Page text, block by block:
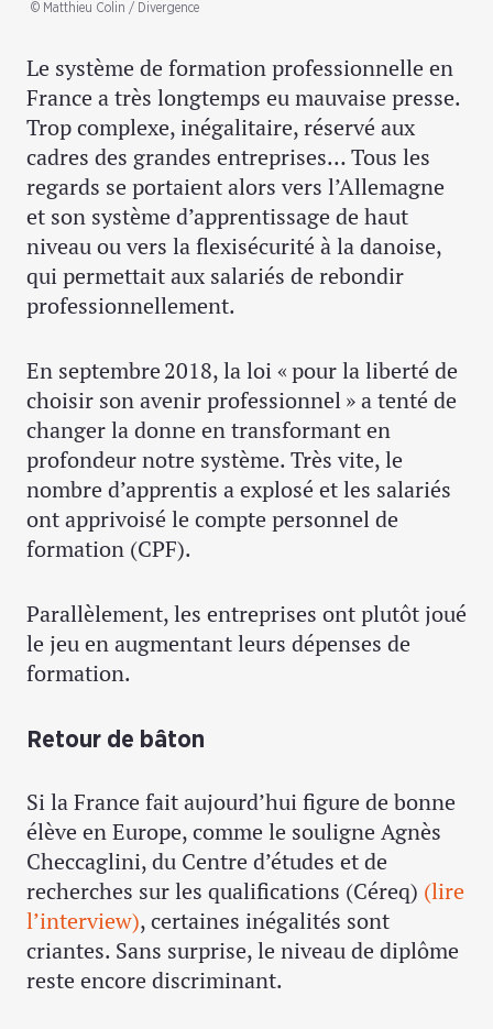
© Matthieu Colin / Divergence
Le système de formation professionnelle en
France a très longtemps eu mauvaise presse.
Trop complexe, inégalitaire, réservé aux
cadres des grandes entreprises… Tous les
regards se portaient alors vers l’Allemagne
et son système d’apprentissage de haut
niveau ou vers la flexisécurité à la danoise,
qui permettait aux salariés de rebondir
professionnellement.
En septembre 2018, la loi « pour la liberté de
choisir son avenir professionnel » a tenté de
changer la donne en transformant en
profondeur notre système. Très vite, le
nombre d’apprentis a explosé et les salariés
ont apprivoisé le compte personnel de
formation (CPF).
Parallèlement, les entreprises ont plutôt joué
le jeu en augmentant leurs dépenses de
formation.
Retour de bâton
Si la France fait aujourd’hui figure de bonne
élève en Europe, comme le souligne Agnès
Checcaglini, du Centre d’études et de
recherches sur les qualifications (Céreq) (lire
l’interview), certaines inégalités sont
criantes. Sans surprise, le niveau de diplôme
reste encore discriminant.